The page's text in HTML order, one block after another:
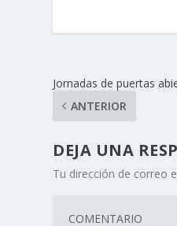
Jornadas de puertas
ANTERIOR
DEJA UNA
Tu dirección de correo